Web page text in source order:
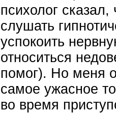
психолог
слушать
успокоить
относиться
помог). Но меня
самое ужасное
во время